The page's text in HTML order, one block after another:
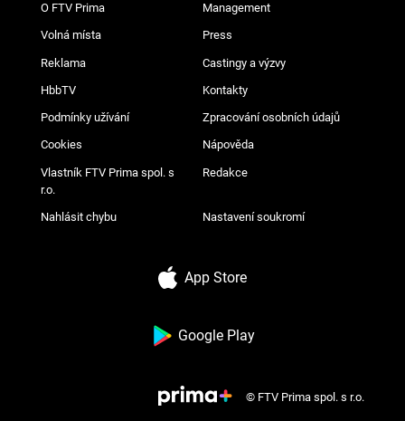
O FTV Prima Management
Volná místa Press
Reklama Castingy a výzvy
HbbTV Kontakty
Podmínky užívání Zpracování osobních údajů
Cookies Nápověda
Vlastník FTV Prima spol. s
r.o.
Redakce
Nahlásit chybu Nastavení soukromí
App Store
Google Play
© FTV Prima spol. s r.o.